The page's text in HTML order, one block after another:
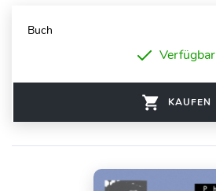
Buch
Verfügbar
KAUFEN